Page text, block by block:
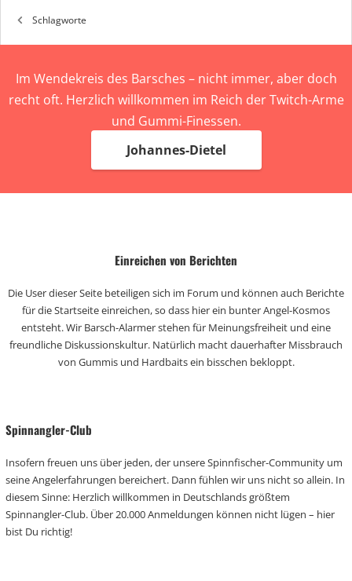
Schlagworte
Im Wendekreis des Barsches – nicht immer, aber doch
recht oft. Herzlich willkommen im Reich der Twitch-Arme
und Gummi-Finessen.
Johannes-Dietel
Einreichen von Berichten
Die User dieser Seite beteiligen sich im Forum und können auch Berichte
für die Startseite einreichen, so dass hier ein bunter Angel-Kosmos
entsteht. Wir Barsch-Alarmer stehen für Meinungsfreiheit und eine
freundliche Diskussionskultur. Natürlich macht dauerhafter Missbrauch
von Gummis und Hardbaits ein bisschen bekloppt.
Spinnangler-Club
Insofern freuen uns über jeden, der unsere Spinnfischer-Community um
seine Angelerfahrungen bereichert. Dann fühlen wir uns nicht so allein. In
diesem Sinne: Herzlich willkommen in Deutschlands größtem
Spinnangler-Club. Über 20.000 Anmeldungen können nicht lügen – hier
bist Du richtig!